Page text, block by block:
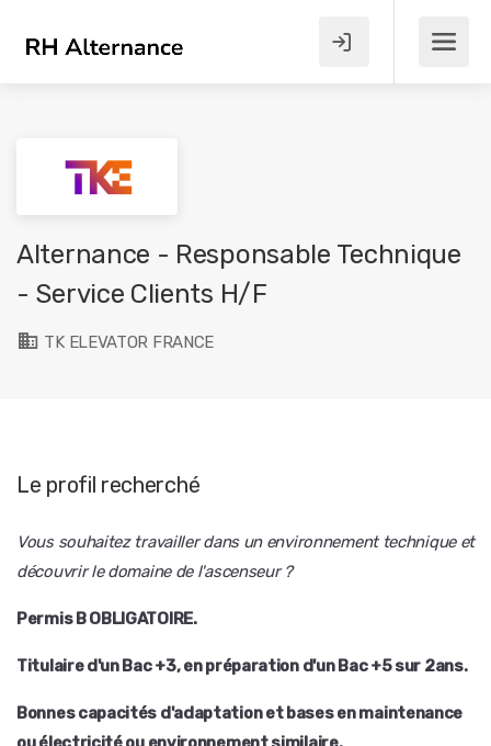
Alternance - Responsable Technique
- Service Clients H/F
TK ELEVATOR FRANCE
Le profil recherché
Vous souhaitez travailler dans un environnement technique et
découvrir le domaine de l'ascenseur ?
Permis B OBLIGATOIRE.
Titulaire d'un Bac +3, en préparation d'un Bac +5 sur 2ans.
Bonnes capacités d'adaptation et bases en maintenance